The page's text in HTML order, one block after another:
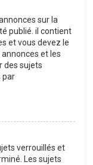
sur la
publié. il contient
et vous devez le
et les
des sujets
par
verrouillés et
Les sujets